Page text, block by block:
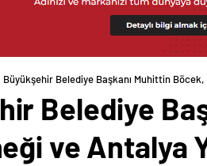
Büyükşehir Belediye Başkanı Muhittin
Belediye
ve Antalya